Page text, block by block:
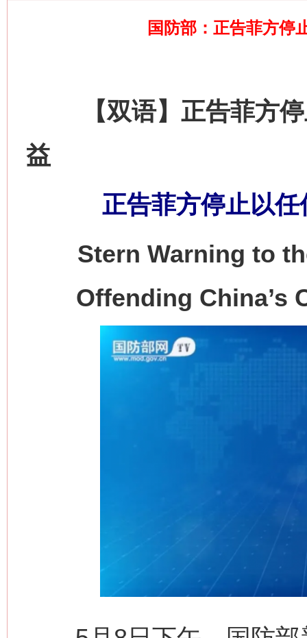
国防部：正告菲方停
【双语】正告菲方停
益
正告菲方停止以
Stern Warning to
Offending China’s